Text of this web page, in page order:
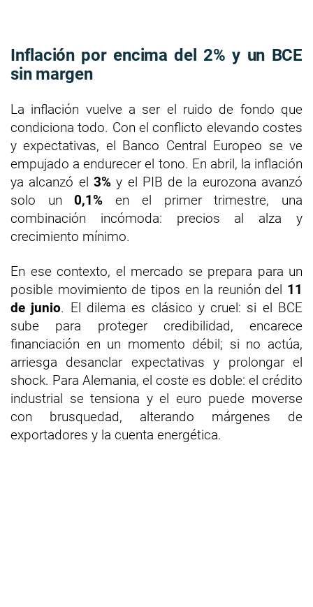
Inflación por encima del 2% y un BCE
sin margen
La inflación vuelve a ser el ruido de fondo que
condiciona todo. Con el conflicto elevando costes
y expectativas, el Banco Central Europeo se ve
empujado a endurecer el tono. En abril, la inflación
ya alcanzó el 3%y el PIB de la eurozona avanzó
solo un0,1% en el primer trimestre, una
combinación incómoda: precios al alza y
crecimiento mínimo.
En ese contexto, el mercado se prepara para un
posible movimiento de tipos en la reunión del 11
de junio. El dilema es clásico y cruel: si el BCE
sube para proteger credibilidad, encarece
financiación en un momento débil; si no actúa,
arriesga desanclar expectativas y prolongar el
shock. Para Alemania, el coste es doble: el crédito
industrial se tensiona y el euro puede moverse
con brusquedad, alterando márgenes de
exportadores y la cuenta energética.